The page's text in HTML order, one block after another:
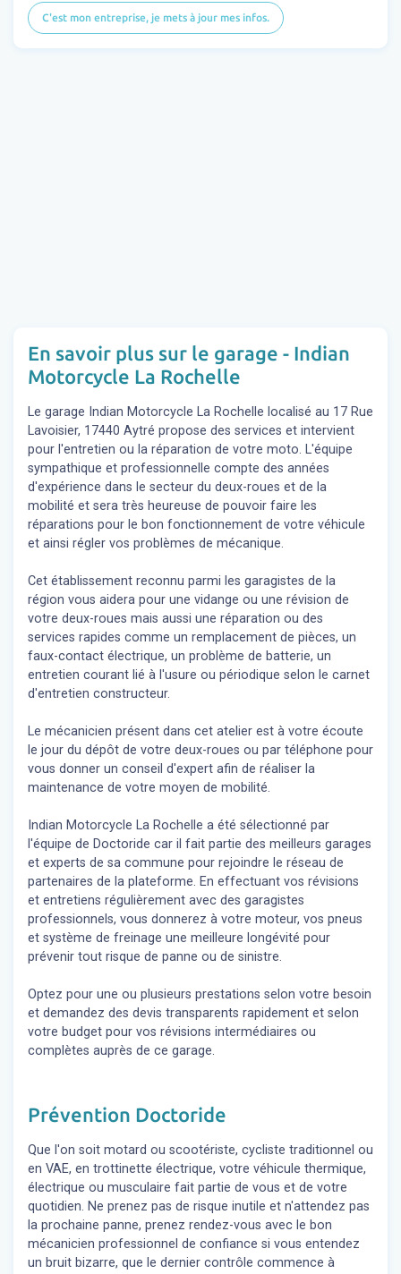
C'est mon entreprise, je mets à jour mes infos.
En savoir plus sur le garage - Indian
Motorcycle La Rochelle
Le garage Indian Motorcycle La Rochelle localisé au 17 Rue
Lavoisier, 17440 Aytré propose des services et intervient
pour l'entretien ou la réparation de votre moto. L'équipe
sympathique et professionnelle compte des années
d'expérience dans le secteur du deux-roues et de la
mobilité et sera très heureuse de pouvoir faire les
réparations pour le bon fonctionnement de votre véhicule
et ainsi régler vos problèmes de mécanique.
Cet établissement reconnu parmi les garagistes de la
région vous aidera pour une vidange ou une révision de
votre deux-roues mais aussi une réparation ou des
services rapides comme un remplacement de pièces, un
faux-contact électrique, un problème de batterie, un
entretien courant lié à l'usure ou périodique selon le carnet
d'entretien constructeur.
Le mécanicien présent dans cet atelier est à votre écoute
le jour du dépôt de votre deux-roues ou par téléphone pour
vous donner un conseil d'expert afin de réaliser la
maintenance de votre moyen de mobilité.
Indian Motorcycle La Rochelle a été sélectionné par
l'équipe de Doctoride car il fait partie des meilleurs garages
et experts de sa commune pour rejoindre le réseau de
partenaires de la plateforme. En effectuant vos révisions
et entretiens régulièrement avec des garagistes
professionnels, vous donnerez à votre moteur, vos pneus
et système de freinage une meilleure longévité pour
prévenir tout risque de panne ou de sinistre.
Optez pour une ou plusieurs prestations selon votre besoin
et demandez des devis transparents rapidement et selon
votre budget pour vos révisions intermédiaires ou
complètes auprès de ce garage.
Prévention Doctoride
Que l'on soit motard ou scootériste, cycliste traditionnel ou
en VAE, en trottinette électrique, votre véhicule thermique,
électrique ou musculaire fait partie de vous et de votre
quotidien. Ne prenez pas de risque inutile et n'attendez pas
la prochaine panne, prenez rendez-vous avec le bon
mécanicien professionnel de confiance si vous entendez
un bruit bizarre, que le dernier contrôle commence à